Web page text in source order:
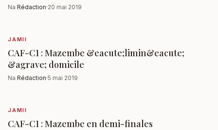
Na Rédaction·20 mai 2019
JAMII
CAF-C1 : Mazembe &eacute;limin&eacute;
&agrave; domicile
Na Rédaction·5 mai 2019
JAMII
CAF-C1 : Mazembe en demi-finales